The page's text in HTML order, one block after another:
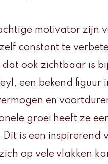
motivator zijn
constant te
ook zichtbaar is
een bekend figuur
en
groei heeft ze
is een inspirerend
op vele vlakken